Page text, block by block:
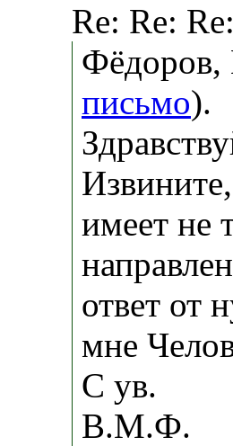
Re: Re:
письмо).
имеет не
ответ от
мне
С ув.
В.М.Ф.